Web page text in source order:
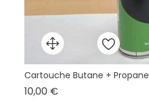
Cartouche Butane + Propane
10,00 €